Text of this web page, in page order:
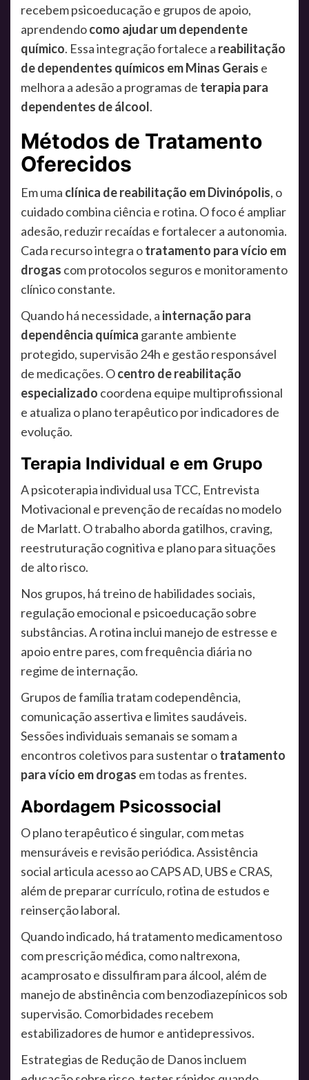
recebem psicoeducação e grupos de apoio,
aprendendocomo ajudar um dependente
químico. Essa integração fortalece a reabilitação
de dependentes químicos em Minas Gerais e
melhora a adesão a programas de terapia para
dependentes de álcool.
Métodos de Tratamento
Oferecidos
Em uma clínica de reabilitação em Divinópolis, o
cuidado combina ciência e rotina. O foco é ampliar
adesão, reduzir recaídas e fortalecer a autonomia.
Cada recurso integra otratamento para vício em
drogas com protocolos seguros e monitoramento
clínico constante.
Quando há necessidade, a internação para
dependência química garante ambiente
protegido, supervisão 24h e gestão responsável
de medicações. Ocentro de reabilitação
especializado coordena equipe multiprofissional
e atualiza o plano terapêutico por indicadores de
evolução.
Terapia Individual e em Grupo
A psicoterapia individual usa TCC, Entrevista
Motivacional e prevenção de recaídas no modelo
de Marlatt. O trabalho aborda gatilhos, craving,
reestruturação cognitiva e plano para situações
de alto risco.
Nos grupos, há treino de habilidades sociais,
regulação emocional e psicoeducação sobre
substâncias. A rotina inclui manejo de estresse e
apoio entre pares, com frequência diária no
regime de internação.
Grupos de família tratam codependência,
comunicação assertiva e limites saudáveis.
Sessões individuais semanais se somam a
encontros coletivos para sustentar otratamento
para vício em drogas em todas as frentes.
Abordagem Psicossocial
O plano terapêutico é singular, com metas
mensuráveis e revisão periódica. Assistência
social articula acesso ao CAPS AD, UBS e CRAS,
além de preparar currículo, rotina de estudos e
reinserção laboral.
Quando indicado, há tratamento medicamentoso
com prescrição médica, como naltrexona,
acamprosato e dissulfiram para álcool, além de
manejo de abstinência com benzodiazepínicos sob
supervisão. Comorbidades recebem
estabilizadores de humor e antidepressivos.
Estrategias de Redução de Danos incluem